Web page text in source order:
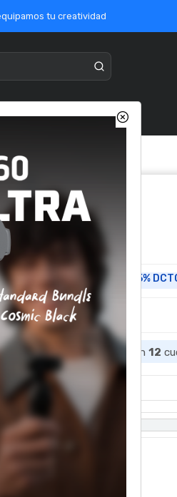
tu creatividad
Mercado Público
UV 62mm
UUVST62
con transferencia 5%
medios de pago
¡Paga hasta en12
ESTE PRODUCTO